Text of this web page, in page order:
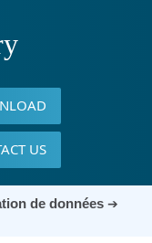
US
de données➔